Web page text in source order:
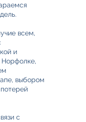
всем,
и
Норфолке,
выбором
с